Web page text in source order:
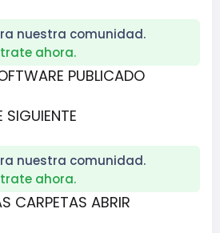
nuestra comunidad.
ahora.
PUBLICADO
SIGUIENTE
nuestra comunidad.
ahora.
CARPETAS ABRIR